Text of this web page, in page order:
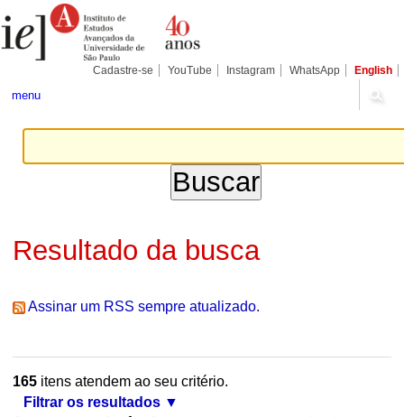
para
conteúdo.
Pessoais
Cadastre-se YouTube Instagram WhatsApp English
menu
Resultado da busca
Assinar um RSS sempre atualizado.
165itens atendem ao seu critério.
Filtrar os resultados